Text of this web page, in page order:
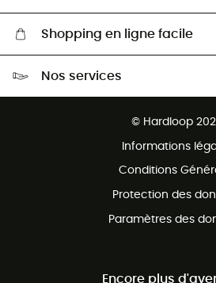
Shopping en ligne facile
Nos services
© Hardloop
Informations
Conditions
Protection des
Paramètres des
Encore plus